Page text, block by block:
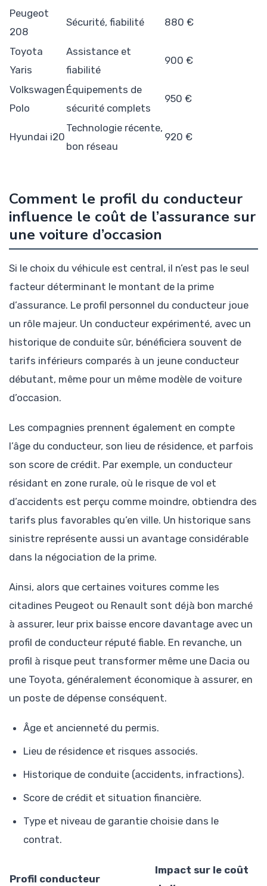
Peugeot
208
Sécurité, fiabilité 880 €
Toyota
Yaris
Assistance et
fiabilité
900 €
Volkswagen
Polo
Équipements de
sécurité complets
950 €
Hyundai i20
Technologie récente,
bon réseau
920 €
Comment le profil du conducteur
influence le coût de l’assurance sur
une voiture d’occasion
Si le choix du véhicule est central, il n’est pas le seul
facteur déterminant le montant de la prime
d’assurance. Le profil personnel du conducteur joue
un rôle majeur. Un conducteur expérimenté, avec un
historique de conduite sûr, bénéficiera souvent de
tarifs inférieurs comparés à un jeune conducteur
débutant, même pour un même modèle de voiture
d’occasion.
Les compagnies prennent également en compte
l’âge du conducteur, son lieu de résidence, et parfois
son score de crédit. Par exemple, un conducteur
résidant en zone rurale, où le risque de vol et
d’accidents est perçu comme moindre, obtiendra des
tarifs plus favorables qu’en ville. Un historique sans
sinistre représente aussi un avantage considérable
dans la négociation de la prime.
Ainsi, alors que certaines voitures comme les
citadines Peugeot ou Renault sont déjà bon marché
à assurer, leur prix baisse encore davantage avec un
profil de conducteur réputé fiable. En revanche, un
profil à risque peut transformer même une Dacia ou
une Toyota, généralement économique à assurer, en
un poste de dépense conséquent.
Âge et ancienneté du permis.
Lieu de résidence et risques associés.
Historique de conduite (accidents, infractions).
Score de crédit et situation financière.
Type et niveau de garantie choisie dans le
contrat.
Profil conducteur
Impact sur le coût